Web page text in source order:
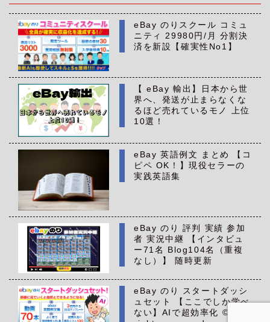
eBay のりスクール コミュ
ニティ 29980円/月 分割決
済を新設【確実性No1】
【 eBay 輸出】日本から世
界へ、発送が止まらなくな
るほど売れているモノ 上位
10選！
eBay 英語例文 まとめ 【コ
ピペ OK！】現役セラーの
実践英語集
eBay のり 評判 実績 参加
者 実況中継 【インタビュ
ー71名 Blog104名（重複
なし）】 随時更新
eBay のり スタートダッシ
ュセット 【ここでしか学べ
ない】AIで超効率化 ©All